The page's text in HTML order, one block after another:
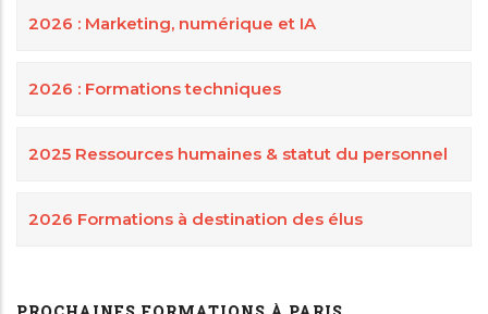
2026 : Marketing, numérique et IA
2026 : Formations techniques
2025 Ressources humaines & statut du personnel
2026 Formations à destination des élus